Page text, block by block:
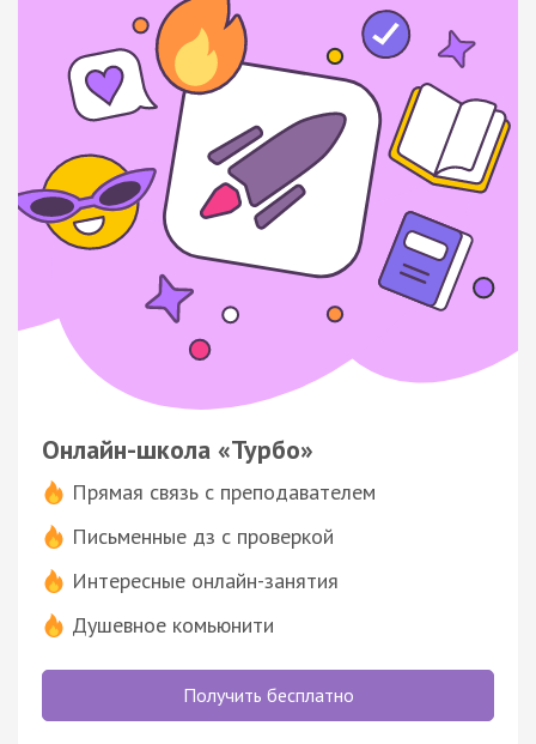
Онлайн-школа «Турбо»
Прямая связь с преподавателем
Письменные дз с проверкой
Интересные онлайн-занятия
Душевное комьюнити
Получить бесплатно